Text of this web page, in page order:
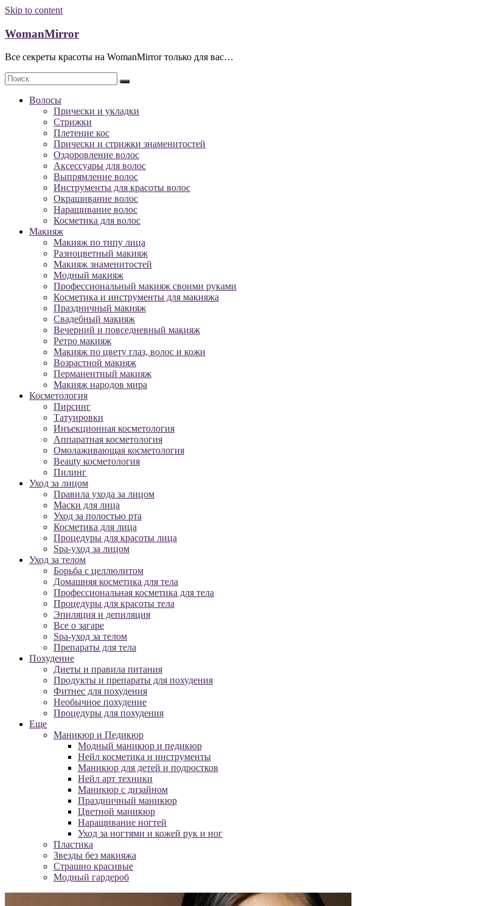
Skip to content
WomanMirror
Все секреты красоты на WomanMirror только для вас…
Волосы
Прически и укладки
Стрижки
Плетение кос
Прически и стрижки знаменитостей
Оздоровление волос
Аксессуары для волос
Выпрямление волос
Инструменты для красоты волос
Окрашивание волос
Наращивание волос
Косметика для волос
Макияж
Макияж по типу лица
Разноцветный макияж
Макияж знаменитостей
Модный макияж
Профессиональный макияж своими руками
Косметика и инструменты для макияжа
Праздничный макияж
Свадебный макияж
Вечерний и повседневный макияж
Ретро макияж
Макияж по цвету глаз, волос и кожи
Возрастной макияж
Перманентный макияж
Макияж народов мира
Косметология
Пирсинг
Татуировки
Инъекционная косметология
Аппаратная косметология
Омолаживающая косметология
Beauty косметология
Пилинг
Уход за лицом
Правила ухода за лицом
Маски для лица
Уход за полостью рта
Косметика для лица
Процедуры для красоты лица
Spa-уход за лицом
Уход за телом
Борьба с целлюлитом
Домашняя косметика для тела
Профессиональная косметика для тела
Процедуры для красоты тела
Эпиляция и депиляция
Все о загаре
Spa-уход за телом
Препараты для тела
Похудение
Диеты и правила питания
Продукты и препараты для похудения
Фитнес для похудения
Необычное похудение
Процедуры для похудения
Еще
Маникюр и Педикюр
Модный маникюр и педикюр
Нейл косметика и инструменты
Маникюр для детей и подростков
Нейл арт техники
Маникюр с дизайном
Праздничный маникюр
Цветной маникюр
Наращивание ногтей
Уход за ногтями и кожей рук и ног
Пластика
Звезды без макияжа
Страшно красивые
Модный гардероб